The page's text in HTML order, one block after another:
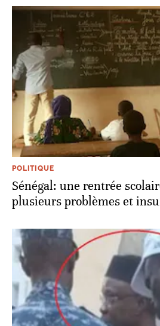
POLITIQUE
Sénégal: une rentrée
plusieurs problèmes et